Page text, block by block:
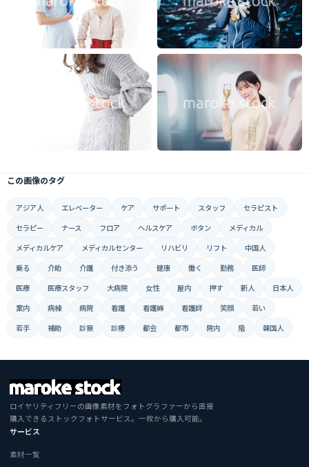
この画像のタグ
アジア人 エレベーター ケア サポート スタッフ
セラピスト
セラピー
ナース フロア ヘルスケア ボタン
メディカル
メディカルケア
メディカルセンター リハビリ リフト
中国人
乗る
介助 介護 付き添う 健康 働く 勤務
医師
医療
医療スタッフ 大病院 女性 屋内 押す 新人
日本人
案内
病棟 病院 看護 看護婦 看護師 笑顔
若い
若手
補助 診察 診療 都会 都市 院内 階 韓国人
ロイヤリティフリーの画像素材をフォトグラファーから直接
購入できるストックフォトサービス。一枚から購入可能。
サービス
素材一覧